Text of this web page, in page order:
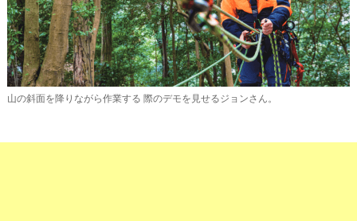
山の斜面を降りながら作業する 際のデモを見せるジョンさん。